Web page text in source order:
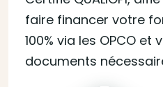
faire financer votre
100% via les OPCO
documents